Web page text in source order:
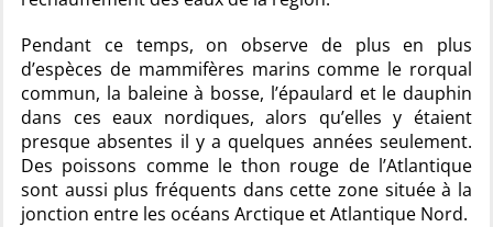
Pendant ce temps, on observe de plus en plus
d’espèces de mammifères marins comme le rorqual
commun, la baleine à bosse, l’épaulard et le dauphin
dans ces eaux nordiques, alors qu’elles y étaient
presque absentes il y a quelques années seulement.
Des poissons comme le thon rouge de l’Atlantique
sont aussi plus fréquents dans cette zone située à la
jonction entre les océans Arctique et Atlantique Nord.